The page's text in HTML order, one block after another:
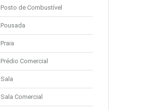
Posto de Combustível
Pousada
Praia
Prédio Comercial
Sala
Sala Comercial